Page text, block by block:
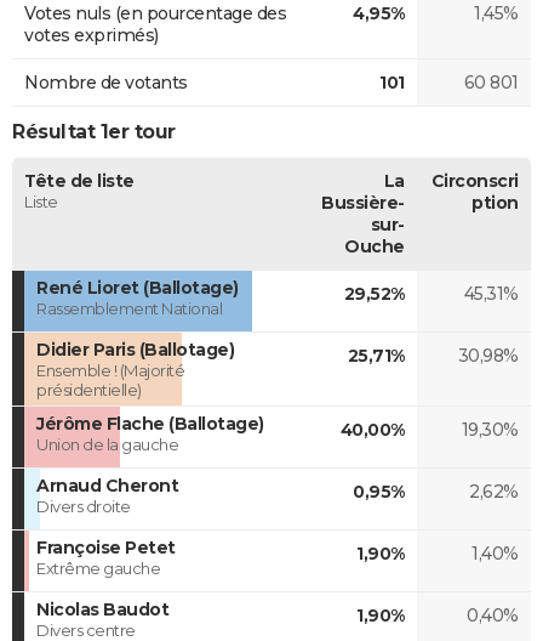
Votes nuls (en pourcentage des
votes exprimés)
4,95% 1,45%
Nombre de votants 101 60 801
Résultat 1er tour
Tête de liste
Liste
La
Bussière-
sur-
Ouche
Circonscri
ption
René Lioret (Ballotage)
Rassemblement National
29,52% 45,31%
Didier Paris (Ballotage)
Ensemble ! (Majorité
présidentielle)
25,71% 30,98%
Jérôme Flache (Ballotage)
Union de la gauche
40,00% 19,30%
Arnaud Cheront
Divers droite
0,95% 2,62%
Françoise Petet
Extrême gauche
1,90% 1,40%
Nicolas Baudot
Divers centre
1,90% 0,40%